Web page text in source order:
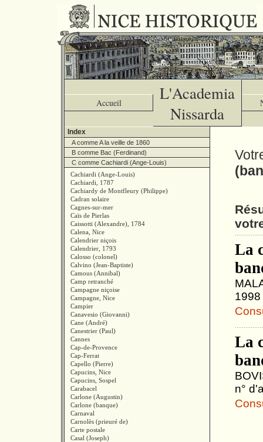
Accueil
L'Academia
Nissarda
Index
A comme A la veille de 1860
B comme Bac (Ferdinand)
C comme Cachiardi (Ange-Louis)
Cachiardi (Ange-Louis)
Cachiardi, 1787
Cachiardy de Montfleury (Philippe)
Cadran solaire
Cagnes-sur-mer
Caïs de Pierlas
Caissotti (Alexandre), 1784
Calena, Nice
Calendrier niçois
Calendrier, 1793
Calosso (colonel)
Calvino (Jean-Baptiste)
Camous (Annibal)
Camp retranché
Campagne niçoise
Campagne, Nice
Campier
Canavesio (Giovanni)
Cane (André)
Canestrier (Paul)
Cannes
Cap-de-Provence
Cap-Ferrat
Capello (Pierre)
Capucins, Nice
Capucins, Sospel
Carabacel
Carlone (Augustin)
Carlone (banque)
Carnaval
Carnolès (prieuré de)
Carte postale
Casal (Joseph)
La
1998
La
n°